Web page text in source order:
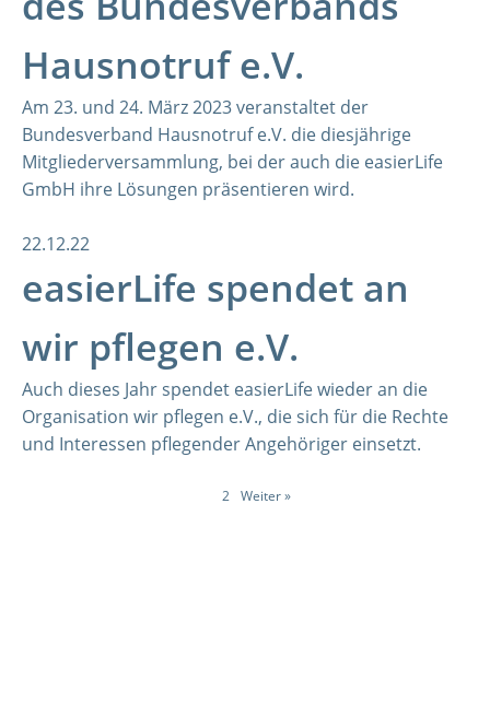
Hausnotruf e.V.
Am 23. und 24. März 2023 veranstaltet der
Bundesverband Hausnotruf e.V. die diesjährige
Mitgliederversammlung, bei der auch die easierLife
GmbH ihre Lösungen präsentieren wird.
22.12.22
easierLife spendet an
wir pflegen e.V.
Auch dieses Jahr spendet easierLife wieder an die
Organisation wir pflegen e.V., die sich für die Rechte
und Interessen pflegender Angehöriger einsetzt.
2 Weiter »